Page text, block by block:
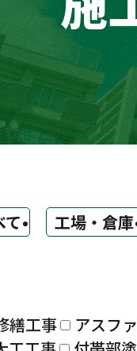
て 工場・倉庫
繕工事 アスフ